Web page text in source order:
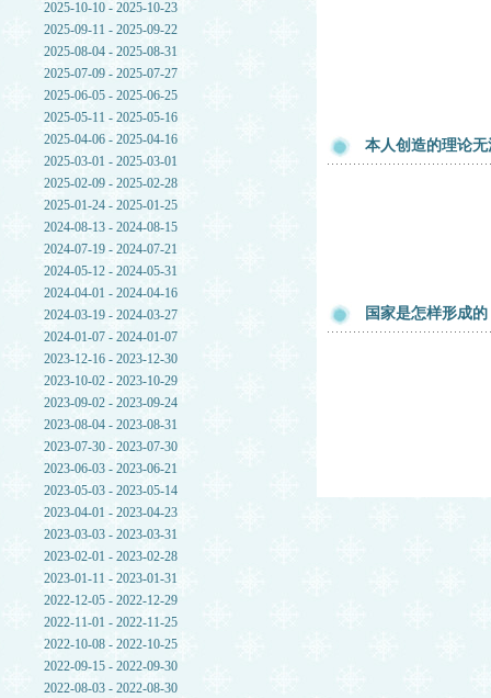
2025-10-10 - 2025-10-23
2025-09-11 - 2025-09-22
2025-08-04 - 2025-08-31
2025-07-09 - 2025-07-27
2025-06-05 - 2025-06-25
2025-05-11 - 2025-05-16
2025-04-06 - 2025-04-16
2025-03-01 - 2025-03-01
2025-02-09 - 2025-02-28
2025-01-24 - 2025-01-25
2024-08-13 - 2024-08-15
2024-07-19 - 2024-07-21
2024-05-12 - 2024-05-31
2024-04-01 - 2024-04-16
2024-03-19 - 2024-03-27
2024-01-07 - 2024-01-07
2023-12-16 - 2023-12-30
2023-10-02 - 2023-10-29
2023-09-02 - 2023-09-24
2023-08-04 - 2023-08-31
2023-07-30 - 2023-07-30
2023-06-03 - 2023-06-21
2023-05-03 - 2023-05-14
2023-04-01 - 2023-04-23
2023-03-03 - 2023-03-31
2023-02-01 - 2023-02-28
2023-01-11 - 2023-01-31
2022-12-05 - 2022-12-29
2022-11-01 - 2022-11-25
2022-10-08 - 2022-10-25
2022-09-15 - 2022-09-30
2022-08-03 - 2022-08-30
本人创造的理论
国家是怎样形成